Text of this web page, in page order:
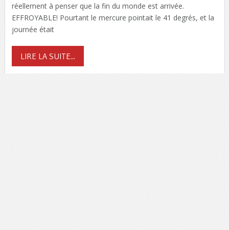
réellement à penser que la fin du monde est arrivée.
EFFROYABLE! Pourtant le mercure pointait le 41 degrés, et la
journée était
LIRE LA SUITE...